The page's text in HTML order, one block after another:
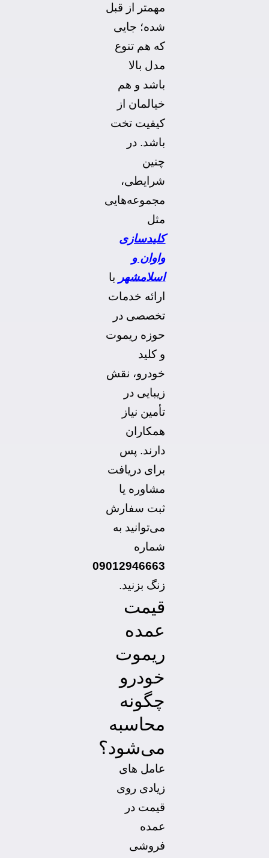
مهمتر از قبل
شده؛ جایی
که هم تنوع
مدل بالا
باشد و هم
خیالمان از
کیفیت تخت
باشد. در
چنین
شرایطی،
مجموعه‌هایی
مثل
کلیدسازی
واوان و
اسلامشهر با
ارائه خدمات
تخصصی در
حوزه ریموت
و کلید
خودرو، نقش
زیبایی در
تأمین نیاز
همکاران
دارند. پس
برای دریافت
مشاوره یا
ثبت سفارش
می‌توانید به
شماره
09012946663
زنگ بزنید.
قیمت
عمده
ریموت
خودرو
چگونه
محاسبه
می‌شود؟
عامل های
زیادی روی
قیمت در
عمده
فروشی